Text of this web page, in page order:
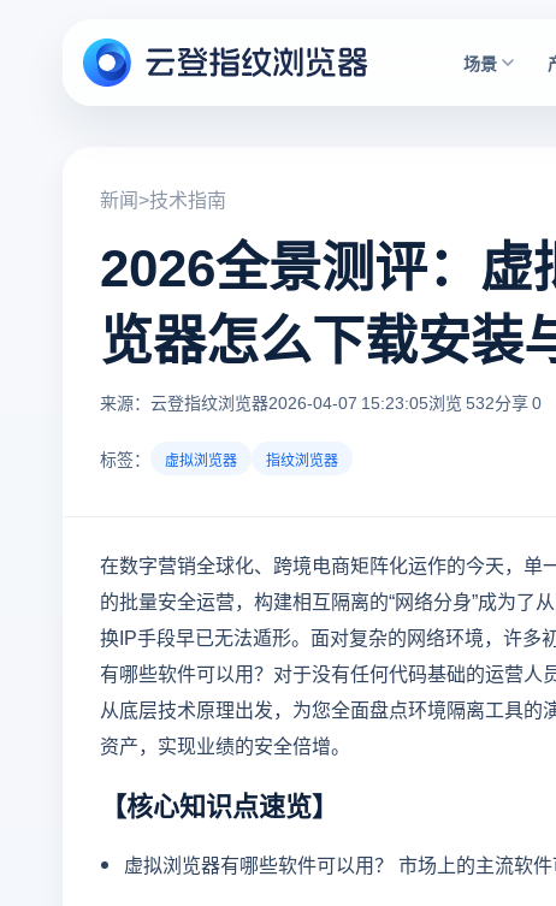
场景
新闻>技术指南
2026全景测评：
览器怎么下载安装
来源：云登指纹浏览器2026-04-07 15:23:05浏览 532分享 0
标签： 虚拟浏览器 指纹浏览器
在数字营销全球化、跨境电商矩阵化运作的今天，
的批量安全运营，构建相互隔离的“网络分身”成为
换IP手段早已无法遁形。面对复杂的网络环境，许
有哪些软件可以用？对于没有任何代码基础的运营
从底层技术原理出发，为您全面盘点环境隔离工具
资产，实现业绩的安全倍增。
【核心知识点速览】
虚拟浏览器有哪些软件可以用？ 市场上的主流软件